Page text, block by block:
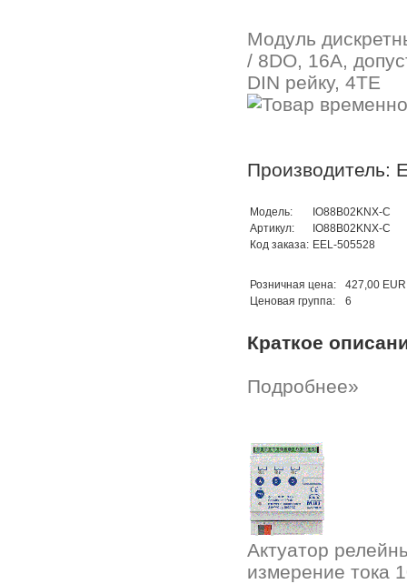
Модуль
/ 8DO, 16А,
DIN рейку, 4TE
Производитель:
Модель:
IO88B02KNX-C
Артикул:
IO88B02KNX-C
Код заказа: EEL-505528
Розничная цена:
427,00 EUR
Ценовая группа:
6
Краткое
Подробнее»
Актуатор
измерение тока